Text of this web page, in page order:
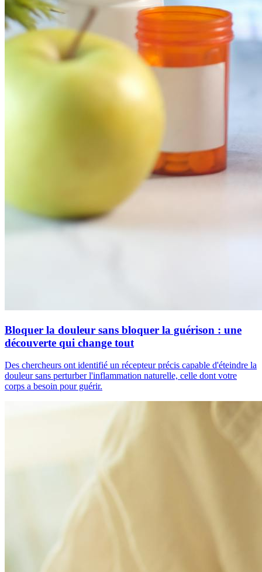
Bloquer la douleur sans bloquer la guérison : une
découverte qui change tout
Des chercheurs ont identifié un récepteur précis capable d'éteindre la
douleur sans perturber l'inflammation naturelle, celle dont votre
corps a besoin pour guérir.